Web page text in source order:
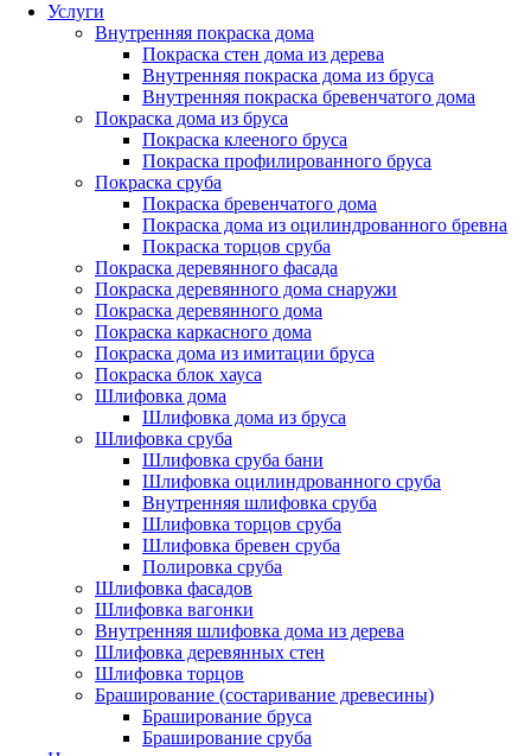
Услуги
Внутренняя покраска дома
Покраска стен дома из дерева
Внутренняя покраска дома из бруса
Внутренняя покраска бревенчатого дома
Покраска дома из бруса
Покраска клееного бруса
Покраска профилированного бруса
Покраска сруба
Покраска бревенчатого дома
Покраска дома из оцилиндрованного бревна
Покраска торцов сруба
Покраска деревянного фасада
Покраска деревянного дома снаружи
Покраска деревянного дома
Покраска каркасного дома
Покраска дома из имитации бруса
Покраска блок хауса
Шлифовка дома
Шлифовка дома из бруса
Шлифовка сруба
Шлифовка сруба бани
Шлифовка оцилиндрованного сруба
Внутренняя шлифовка сруба
Шлифовка торцов сруба
Шлифовка бревен сруба
Полировка сруба
Шлифовка фасадов
Шлифовка вагонки
Внутренняя шлифовка дома из дерева
Шлифовка деревянных стен
Шлифовка торцов
Браширование (состаривание древесины)
Браширование бруса
Браширование сруба